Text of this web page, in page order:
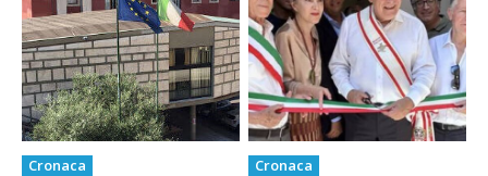
Cronaca Cronaca